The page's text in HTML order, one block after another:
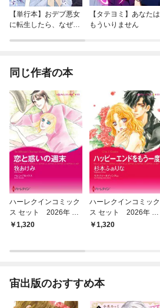
【単行本】おデブ悪女
に転生したら、なぜか
【タテヨミ】あなたは
もういりません
同じ作者の本
ハーレクインコミック
ス セット 2026年 vo
l.856
1,320
ハーレクインコミック
ス セット 2026年 vo
l.840
1,320
宙出版のおすすめ本